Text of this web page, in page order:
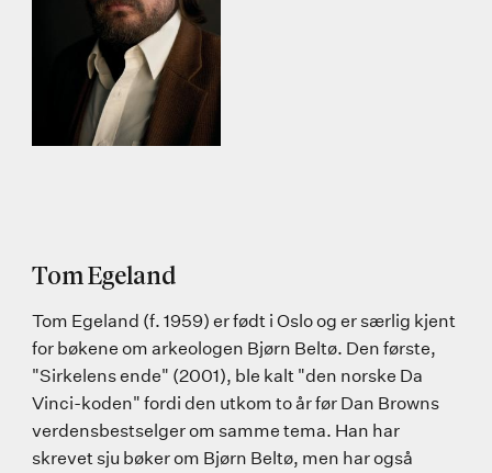
Tom Egeland
Tom Egeland (f. 1959) er født i Oslo og er særlig kjent
for bøkene om arkeologen Bjørn Beltø. Den første,
"Sirkelens ende" (2001), ble kalt "den norske Da
Vinci-koden" fordi den utkom to år før Dan Browns
verdensbestselger om samme tema. Han har
skrevet sju bøker om Bjørn Beltø, men har også